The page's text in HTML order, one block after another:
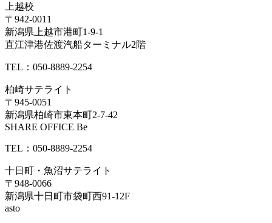
上越校
〒942-0011
新潟県上越市港町1-9-1
直江津港佐渡汽船ターミナル2階
TEL：050-8889-2254
柏崎サテライト
〒945-0051
新潟県柏崎市東本町2-7-42
SHARE OFFICE Be
TEL：050-8889-2254
十日町・魚沼サテライト
〒948-0066
新潟県十日町市袋町西91-12F
asto